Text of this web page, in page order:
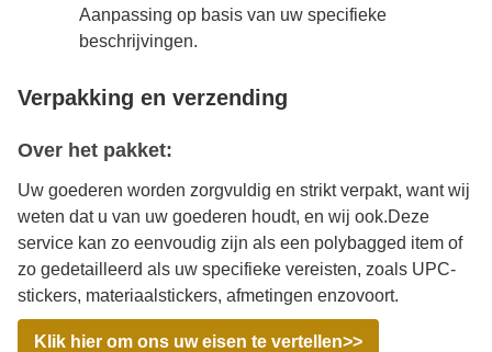
Aanpassing op basis van uw specifieke
beschrijvingen.
Verpakking en verzending
Over het pakket:
Uw goederen worden zorgvuldig en strikt verpakt, want wij
weten dat u van uw goederen houdt, en wij ook.Deze
service kan zo eenvoudig zijn als een polybagged item of
zo gedetailleerd als uw specifieke vereisten, zoals UPC-
stickers, materiaalstickers, afmetingen enzovoort.
Klik hier om ons uw eisen te vertellen>>